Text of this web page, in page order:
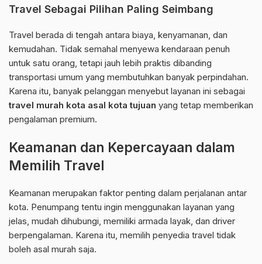
Travel Sebagai Pilihan Paling Seimbang
Travel berada di tengah antara biaya, kenyamanan, dan
kemudahan. Tidak semahal menyewa kendaraan penuh
untuk satu orang, tetapi jauh lebih praktis dibanding
transportasi umum yang membutuhkan banyak perpindahan.
Karena itu, banyak pelanggan menyebut layanan ini sebagai
travel murah kota asal kota tujuan yang tetap memberikan
pengalaman premium.
Keamanan dan Kepercayaan dalam
Memilih Travel
Keamanan merupakan faktor penting dalam perjalanan antar
kota. Penumpang tentu ingin menggunakan layanan yang
jelas, mudah dihubungi, memiliki armada layak, dan driver
berpengalaman. Karena itu, memilih penyedia travel tidak
boleh asal murah saja.